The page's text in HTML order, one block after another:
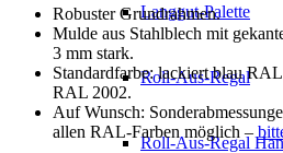
Langgut-Palette
Roll-Aus-Regal
Roll-Aus-Regal
Robuster Grundrahmen.
Mulde aus Stahlblech mit
3 mm stark.
Standardfarbe: lackiert blau
RAL 2002.
Auf Wunsch:
allen RAL-Farben möglich –